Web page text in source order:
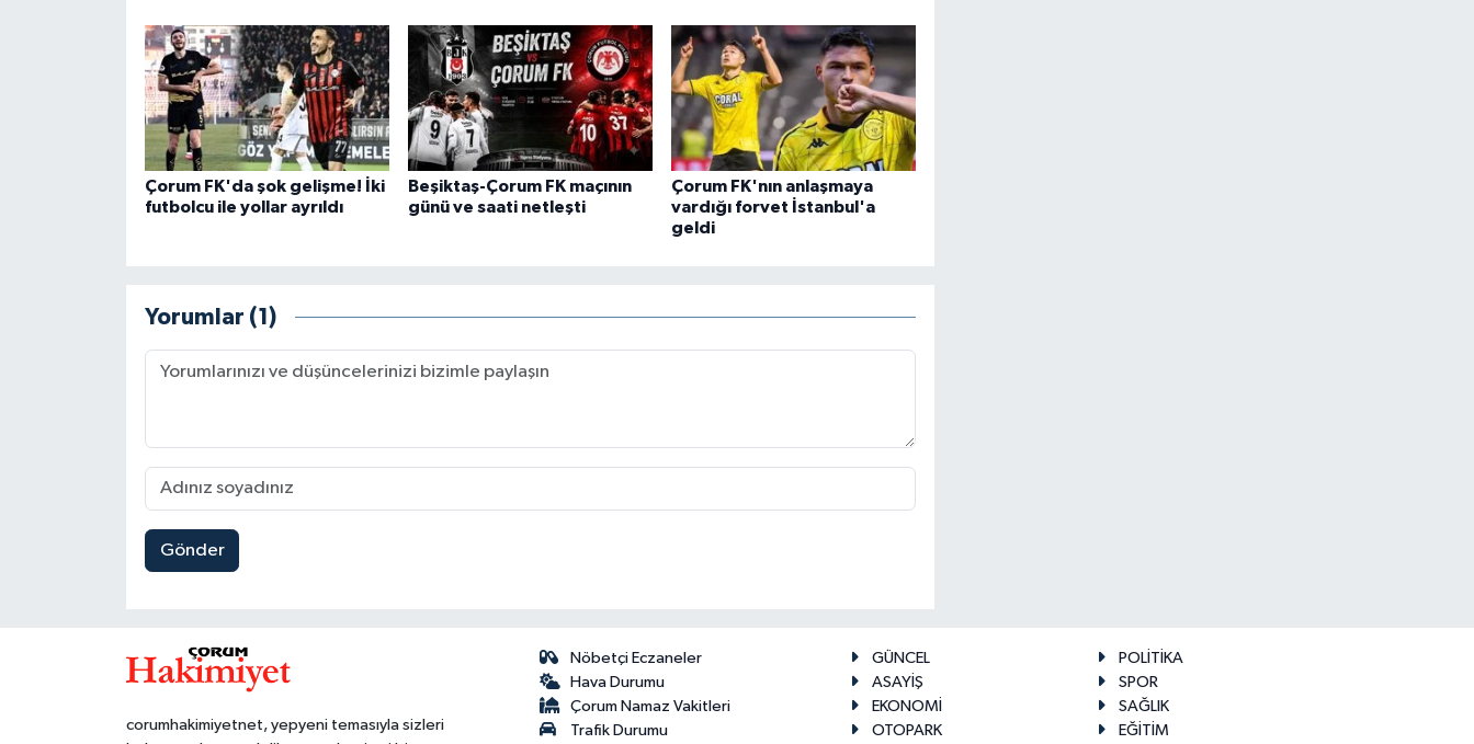
Çorum FK'da şok gelişme! İki
futbolcu ile yollar ayrıldı
Beşiktaş-Çorum FK maçının
günü ve saati netleşti
Çorum FK'nın anlaşmaya
vardığı forvet İstanbul'a
geldi
Yorumlar (1)
Gönder
corumhakimiyetnet, yepyeni temasıyla sizleri
Nöbetçi Eczaneler
Hava Durumu
Çorum Namaz Vakitleri
Trafik Durumu
GÜNCEL
POLİTİKA
ASAYİŞ
SPOR
EKONOMİ
SAĞLIK
OTOPARK
EĞİTİM